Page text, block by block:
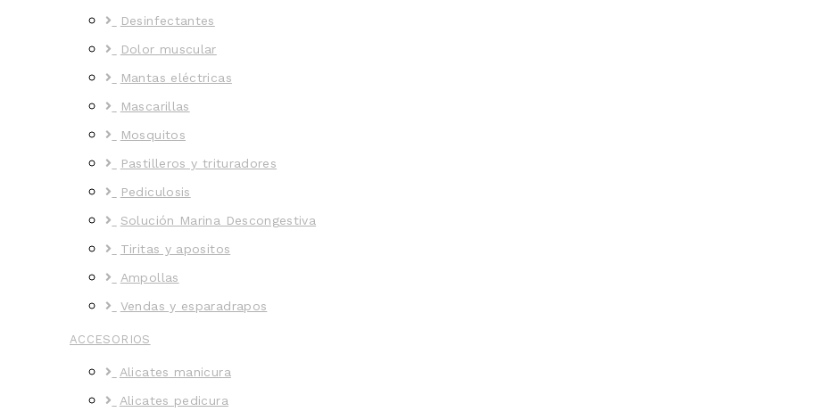
Desinfectantes
Dolor muscular
Mantas eléctricas
Mascarillas
Mosquitos
Pastilleros y trituradores
Pediculosis
Solución Marina Descongestiva
Tiritas y apositos
Ampollas
Vendas y esparadrapos
ACCESORIOS
Alicates manicura
Alicates pedicura